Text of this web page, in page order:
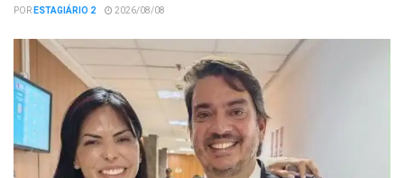
PORESTAGIÁRIO 2 2026/08/08